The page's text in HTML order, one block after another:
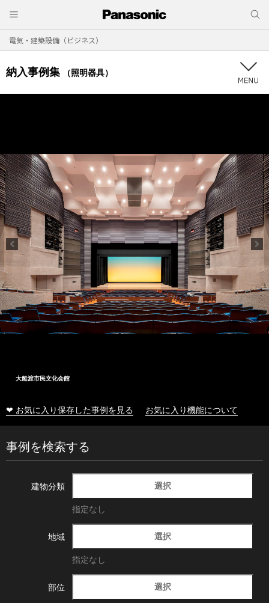
電気・建築設備（ビジネス）
納入事例集 （照明器具）
大船渡市民文化会館
❤ お気に入り保存した事例を見る お気に入り機能について
事例を検索する
建物分類 選択
指定なし
地域 選択
指定なし
部位 選択